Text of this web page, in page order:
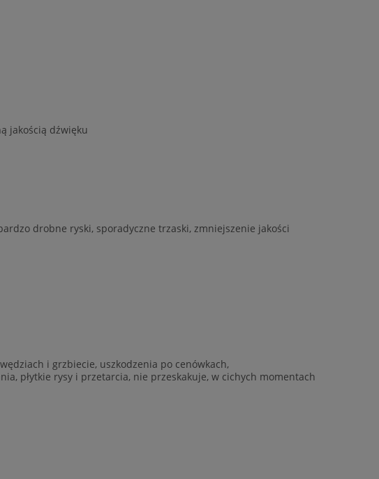
jakością dźwięku
drobne ryski, sporadyczne trzaski, zmniejszenie jakości
i grzbiecie, uszkodzenia po cenówkach,
płytkie rysy i przetarcia, nie przeskakuje, w cichych momentach